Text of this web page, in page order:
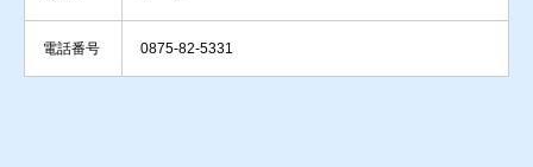
電話番号 0875-82-5331